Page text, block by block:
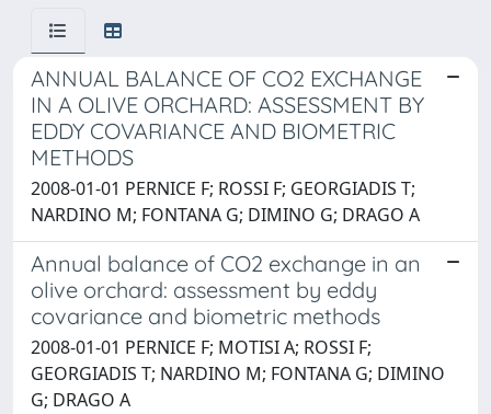
ANNUAL BALANCE OF CO2 EXCHANGE
IN A OLIVE ORCHARD: ASSESSMENT BY
EDDY COVARIANCE AND BIOMETRIC
METHODS
2008-01-01 PERNICE F; ROSSI F; GEORGIADIS T;
NARDINO M; FONTANA G; DIMINO G; DRAGO A
Annual balance of CO2 exchange in an
olive orchard: assessment by eddy
covariance and biometric methods
2008-01-01 PERNICE F; MOTISI A; ROSSI F;
GEORGIADIS T; NARDINO M; FONTANA G; DIMINO
G; DRAGO A